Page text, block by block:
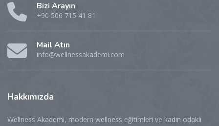
Bizi Arayın
+90 506 715 41 81
Mail Atın
info@wellnessakademi.com
Hakkımızda
Wellness Akademi, modern wellness eğitimleri ve kadın odaklı